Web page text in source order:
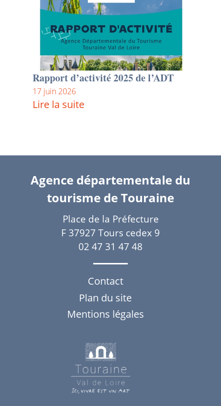
Rapport d’activité 2025 de l’ADT
17 juin 2026
Lire la suite
Agence départementale du
tourisme de Touraine
Place de la Préfecture
F 37927 Tours cedex 9
02 47 31 47 48
Contact
Plan du site
Mentions légales